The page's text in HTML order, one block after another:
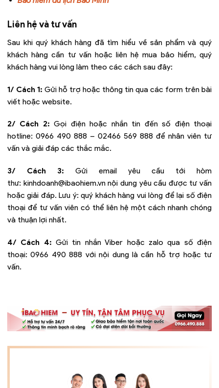
Liên hệ và tư vấn
Sau khi quý khách hàng đã tìm hiểu về sản phẩm và quý
khách hàng cần tư vấn hoặc liên hệ mua bảo hiểm, quý
khách hàng vui lòng làm theo các cách sau đây:
1/ Cách 1: Gửi hỗ trợ hoặc thông tin qua các form trên bài
viết hoặc website.
2/ Cách 2: Gọi điện hoặc nhắn tin đến số điện thoại
hotline: 0966 490 888 – 02466 569 888 để nhân viên tư
vấn và giải đáp các thắc mắc.
3/ Cách 3: Gửi email yêu cầu tới hòm
thư: kinhdoanh@ibaohiem.vnnội dung yêu cầu được tư vấn
hoặc giải đáp. Lưu ý: quý khách hàng vui lòng để lại số điện
thoại để tư vấn viên có thể liên hệ một cách nhanh chóng
và thuận lợi nhất.
4/ Cách 4: Gửi tin nhắn Viber hoặc zalo qua số điện
thoại:0966 490 888 với nội dung là cần hỗ trợ hoặc tư
vấn.